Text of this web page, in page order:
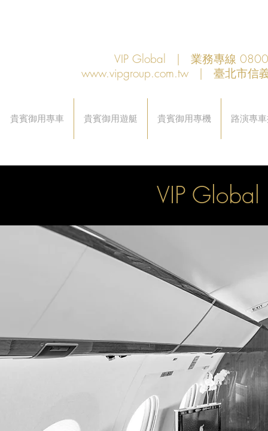
VIP Global | 業務專線
www.vipgroup.com.tw | 臺北市信
貴賓御用專車 貴賓御用遊艇 貴賓御用專機 路演專
VIP